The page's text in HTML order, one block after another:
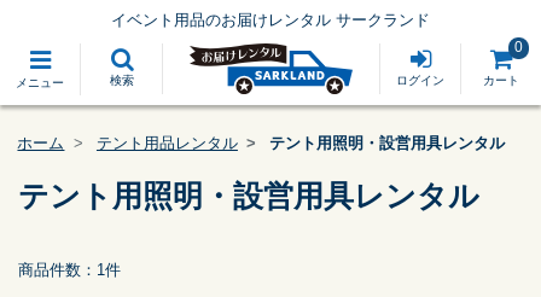
メニュー 検索
イベント用品のお届けレンタル サークランド
ログイン カート
0
ホーム テント用品レンタル テント用照明・設営用具レンタル
テント用照明・設営用具レンタル
商品件数：1件